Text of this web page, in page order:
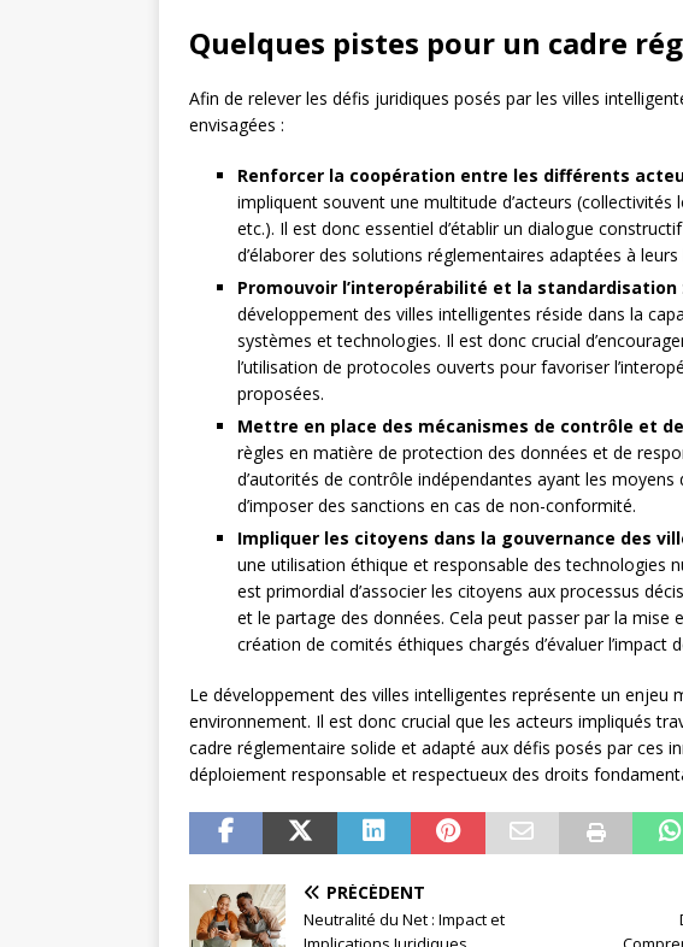
Quelques pistes pour un cadre
Afin de relever les défis juridiques posés par les villes
envisagées :
Renforcer la coopération entre les différents
impliquent souvent une multitude d’acteurs (collectivités
etc.). Il est donc essentiel d’établir un dialogue
d’élaborer des solutions réglementaires adaptées à
Promouvoir l’interopérabilité et la standardisation
développement des villes intelligentes réside dans la
systèmes et technologies. Il est donc crucial
l’utilisation de protocoles ouverts pour favoriser
proposées.
Mettre en place des mécanismes de contrôle et
règles en matière de protection des données et de
d’autorités de contrôle indépendantes ayant les
d’imposer des sanctions en cas de non-conformité.
Impliquer les citoyens dans la gouvernance des
une utilisation éthique et responsable des technologies
est primordial d’associer les citoyens aux processus
et le partage des données. Cela peut passer par la mise
création de comités éthiques chargés d’évaluer
Le développement des villes intelligentes représente un
environnement. Il est donc crucial que les acteurs impliqués
cadre réglementaire solide et adapté aux défis posés par ces
déploiement responsable et respectueux des droits
PRÉCÉDENT
Neutralité du Net : Impact et